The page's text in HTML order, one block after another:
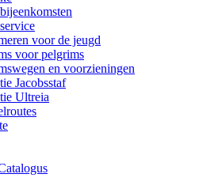
voor de jeugd
voor pelgrims
en voorzieningen
Jacobsstaf
Ultreia